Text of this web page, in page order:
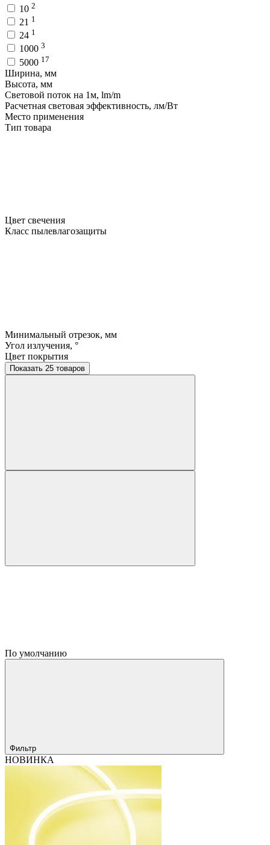
10 2
21 1
24 1
1000 3
5000 17
Ширина, мм
Высота, мм
Световой поток на 1м, lm/m
Расчетная световая эффективность, лм/Вт
Место применения
Тип товара
Цвет свечения
Класс пылевлагозащиты
Минимальный отрезок, мм
Угол излучения, °
Цвет покрытия
Показать 25 товаров
По умолчанию
Фильтр
НОВИНКА